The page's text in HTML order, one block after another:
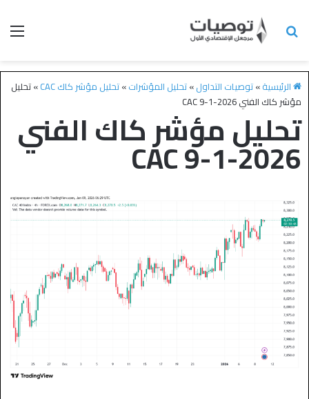
الرئيسية»توصيات التداول»تحليل المؤشرات»تحليل مؤشر كاك CAC »تحليل
مؤشر كاك الفني CAC 9-1-2026
تحليل مؤشر كاك الفني
CAC 9-1-2026